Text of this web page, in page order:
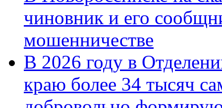
чиновник и его
мошенничестве
В 2026 году в
краю более 34 тысяч